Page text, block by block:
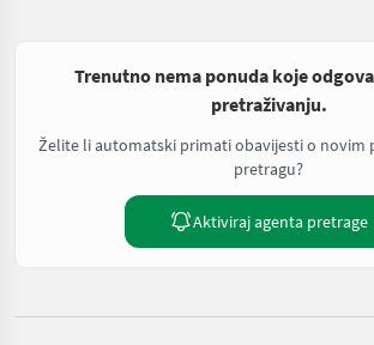
Trenutno nema ponuda koje
pretraživanju.
Želite li automatski primati obavijesti o novim
pretragu?
Aktiviraj agenta pretrage